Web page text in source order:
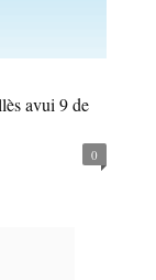
avui 9 de
0